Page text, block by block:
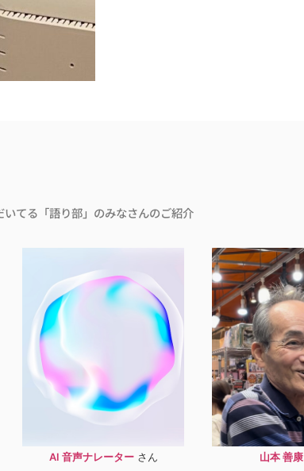
てる「語り部」のみなさんのご紹介
AI 音声ナレーター 山本 善康